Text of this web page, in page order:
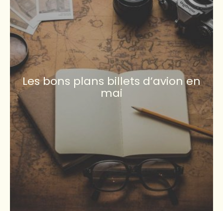
Les bons plans billets d’avion en
mai